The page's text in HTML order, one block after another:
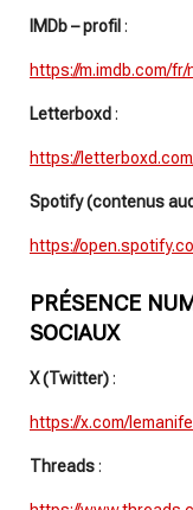
IMDb – profil :
https://m.imdb.com/
Letterboxd :
https://
Spotify (contenus
https://
PRÉSENCE
SOCIAUX
X (Twitter):
https://x.com/
Threads: